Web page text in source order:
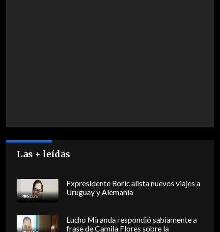
Las + leídas
8026
Expresidente Boric alista nuevos viajes a
Uruguay y Alemania
Lucho Miranda respondió sabiamente a
frase de Camila Flores sobre la